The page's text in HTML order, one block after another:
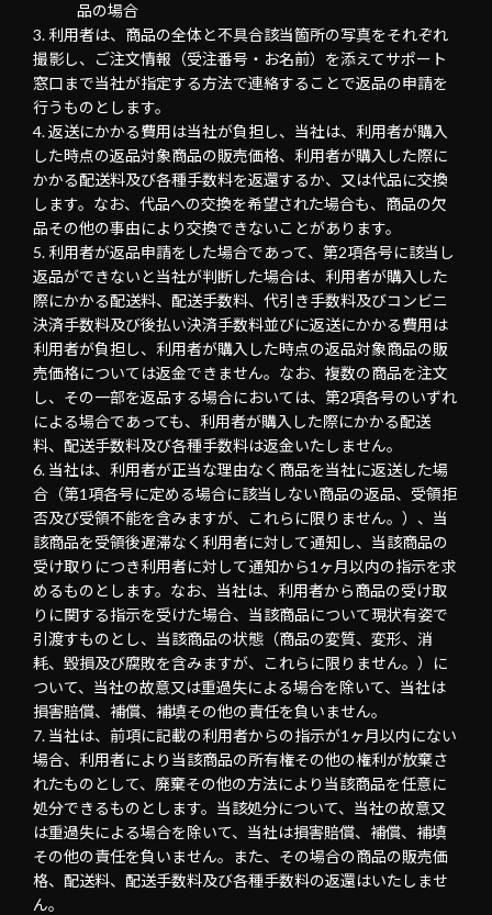
品の場合
利用者は、商品の全体と不具合該当箇所の写真をそれぞれ
撮影し、ご注文情報（受注番号・お名前）を添えてサポート
窓口まで当社が指定する方法で連絡することで返品の申請を
行うものとします。
返送にかかる費用は当社が負担し、当社は、利用者が購入
した時点の返品対象商品の販売価格、利用者が購入した際に
かかる配送料及び各種手数料を返還するか、又は代品に交換
します。なお、代品への交換を希望された場合も、商品の欠
品その他の事由により交換できないことがあります。
利用者が返品申請をした場合であって、第2項各号に該当し
返品ができないと当社が判断した場合は、利用者が購入した
際にかかる配送料、配送手数料、代引き手数料及びコンビニ
決済手数料及び後払い決済手数料並びに返送にかかる費用は
利用者が負担し、利用者が購入した時点の返品対象商品の販
売価格については返金できません。なお、複数の商品を注文
し、その一部を返品する場合においては、第2項各号のいずれ
による場合であっても、利用者が購入した際にかかる配送
料、配送手数料及び各種手数料は返金いたしません。
当社は、利用者が正当な理由なく商品を当社に返送した場
合（第1項各号に定める場合に該当しない商品の返品、受領拒
否及び受領不能を含みますが、これらに限りません。）、当
該商品を受領後遅滞なく利用者に対して通知し、当該商品の
受け取りにつき利用者に対して通知から1ヶ月以内の指示を求
めるものとします。なお、当社は、利用者から商品の受け取
りに関する指示を受けた場合、当該商品について現状有姿で
引渡すものとし、当該商品の状態（商品の変質、変形、消
耗、毀損及び腐敗を含みますが、これらに限りません。）に
ついて、当社の故意又は重過失による場合を除いて、当社は
損害賠償、補償、補填その他の責任を負いません。
当社は、前項に記載の利用者からの指示が1ヶ月以内にない
場合、利用者により当該商品の所有権その他の権利が放棄さ
れたものとして、廃棄その他の方法により当該商品を任意に
処分できるものとします。当該処分について、当社の故意又
は重過失による場合を除いて、当社は損害賠償、補償、補填
その他の責任を負いません。また、その場合の商品の販売価
格、配送料、配送手数料及び各種手数料の返還はいたしませ
ん。